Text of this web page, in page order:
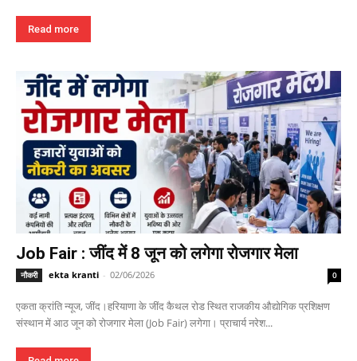
Read more
Job Fair : जींद में 8 जून को लगेगा रोजगार मेला
नौकरी ekta kranti - 02/06/2026 0
एकता क्रांति न्यूज, जींद।हरियाणा के जींद कैथल रोड स्थित राजकीय औद्योगिक प्रशिक्षण
संस्थान में आठ जून को रोजगार मेला (Job Fair) लगेगा। प्राचार्य नरेश...